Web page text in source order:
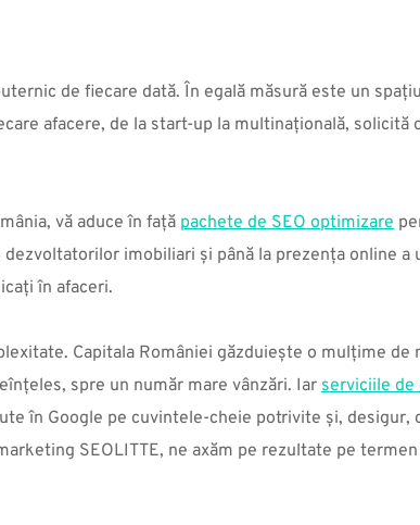
de fiecare dată. În egală măsură este un
afacere, de la start-up la multinațională, solicită
vă aduce în față pachete de SEO optimizare
imobiliari și până la prezența online a
în afaceri.
. Capitala României găzduiește o mulțime de
spre un număr mare vânzări. Iar serviciile
în Google pe cuvintele-cheie potrivite și, desigur,
SEOLITTE, ne axăm pe rezultate pe